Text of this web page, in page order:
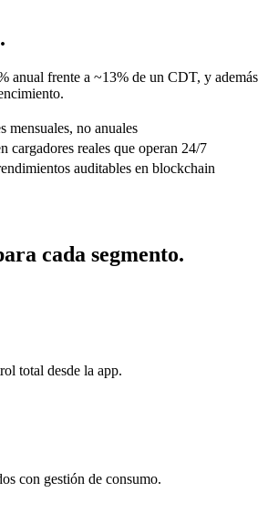
anual frente a ~13% de un CDT, y además
mensuales, no anuales
cargadores reales que operan 24/7
auditables en blockchain
cada segmento.
total desde la app.
con gestión de consumo.